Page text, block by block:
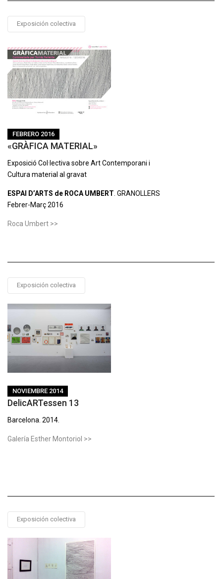
Exposición colectiva
FEBRERO 2016
«GRÀFICA MATERIAL»
Exposició Col·lectiva sobre Art Contemporani i
Cultura material al gravat
ESPAI D’ARTS de ROCA UMBERT . GRANOLLERS
Febrer-Març 2016
Roca Umbert >>
Exposición colectiva
NOVIEMBRE 2014
DelicARTessen 13
Barcelona. 2014.
Galería Esther Montoriol >>
Exposición colectiva